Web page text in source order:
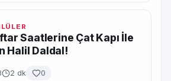
Saatlerine Çat Kapı İle
Halil Daldal!
2 dk 0